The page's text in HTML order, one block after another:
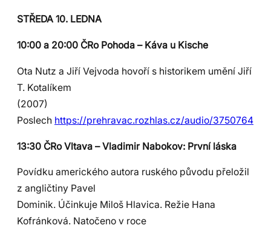
STŘEDA 10. LEDNA
10:00 a 20:00 ČRo Pohoda – Káva u Kische
Ota Nutz a Jiří Vejvoda hovoří s historikem umění Jiří
T. Kotalíkem
(2007)
Poslech https://prehravac.rozhlas.cz/audio/3750764
13:30 ČRo Vltava – Vladimir Nabokov: První láska
Povídku amerického autora ruského původu přeložil
z angličtiny Pavel
Dominik. Účinkuje Miloš Hlavica. Režie Hana
Kofránková. Natočeno v roce